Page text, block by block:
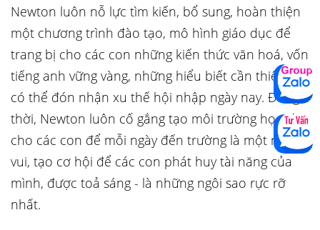
Newton luôn nỗ lực tìm kiến, bổ sung, hoàn thiện
một chương trình đào tạo, mô hình giáo dục để
trang bị cho các con những kiến thức văn hoá, vốn
tiếng anh vững vàng, những hiểu biết cần thiết để
có thể đón nhận xu thế hội nhập ngày nay. Đồng
thời, Newton luôn cố gắng tạo môi trường học tập
cho các con để mỗi ngày đến trường là một ngày
vui, tạo cơ hội để các con phát huy tài năng của
mình, được toả sáng - là những ngôi sao rực rỡ
nhất.